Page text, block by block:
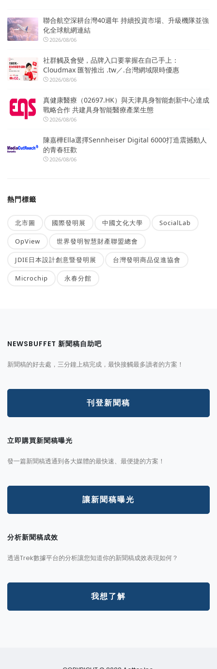
聯合航空深耕台灣40週年 持續投資市場、升級機隊並強
化全球航網連結
2026/08/06
社群觸及會變，品牌入口要掌握在自己手上：
Cloudmax 匯智推出 .tw／.台灣網域限時優惠
2026/08/06
真健康醫療（02697.HK）與天津具身智能創新中心達成
戰略合作 共建具身智能醫療產業生態
2026/08/06
陳嘉樺Ella選擇Sennheiser Digital 6000打造震撼動人
的青春狂歡
2026/08/06
熱門標籤
北市圖 國際發明展 中國文化大學 SocialLab
OpView 世界發明智慧財產聯盟總會
JDIE日本設計創意暨發明展 台灣發明商品促進協會
Microchip 永春分館
NEWSBUFFET 新聞稿自助吧
新聞稿的好去處，三分鐘上稿完成，最快接觸最多讀者的方案！
刊登新聞稿
立即購買新聞稿曝光
發一篇新聞稿透通到各大媒體的最快速、最便捷的方案！
讓新聞稿曝光
分析新聞稿成效
透過Trek數據平台的分析讓您知道你的新聞稿成效表現如何？
我想了解